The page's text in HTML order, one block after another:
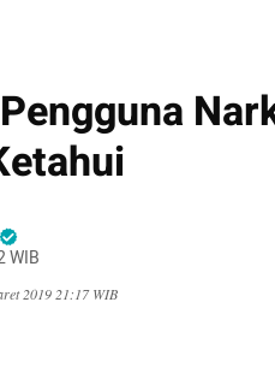
WIB
2019 21:17 WIB